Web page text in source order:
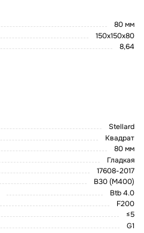
80 мм
150х150х80
8,64
Stellard
Квадрат
80 мм
Гладкая
17608-2017
В30 (М400)
Btb 4.0
F200
≤5
G1